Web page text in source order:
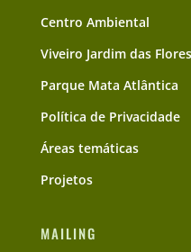
Centro Ambiental
Viveiro Jardim das
Parque Mata Atlântica
Política de Privacidade
Áreas temáticas
Projetos
MAILING